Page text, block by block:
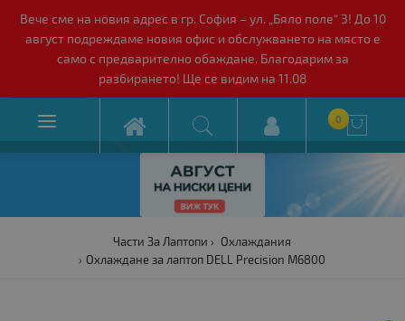
Вече сме на новия адрес в гр. София – ул. „Бяло поле“ 3! До 10
август подреждаме новия офис и обслужването на място е
само с предварително обаждане. Благодарим за
разбирането! Ще се видим на 11.08
 0 
Части За Лаптопи
Охлаждания
Охлаждане за лаптоп DELL Precision M6800